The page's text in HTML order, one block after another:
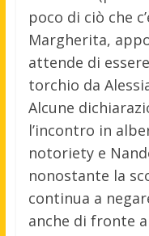
poco di ciò che
Margherita,
attende di
torchio da
Alcune
l’incontro in
notoriety e
nonostante la
continua a
anche di fronte